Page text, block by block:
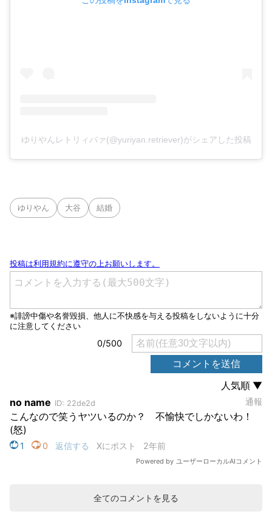
ゆりやんレトリィバァ(@yuriyan.retriever)がシェアした投稿
ゆりやん 大谷 結婚
全てのコメントを見る